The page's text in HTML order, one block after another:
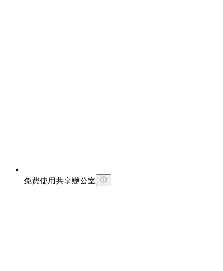
免費使用共享辦公室